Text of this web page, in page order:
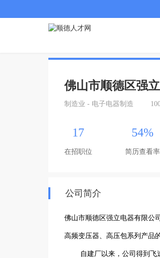
佛山市顺德区强
制造业 - 电子电器制造
17
在招职位
54%
简历查看率
公司简介
佛山市顺德区强立电器有限公
高频变压器、高压包系列产品
自建厂以来，公司得到飞速